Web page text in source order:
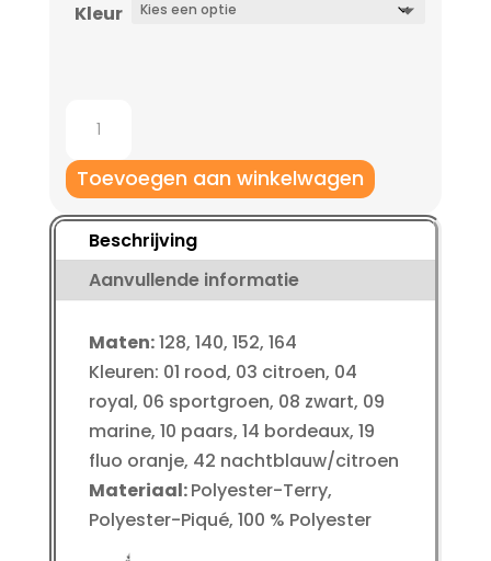
Kleur
Trainingspak
Classico
kinderen
aantal
Toevoegen aan winkelwagen
Beschrijving
Aanvullende informatie
Maten:128, 140, 152, 164
Kleuren: 01 rood, 03 citroen, 04
royal, 06 sportgroen, 08 zwart, 09
marine, 10 paars, 14 bordeaux, 19
fluo oranje, 42 nachtblauw/citroen
Materiaal:Polyester-Terry,
Polyester-Piqué, 100 % Polyester